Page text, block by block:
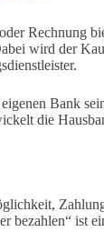
Rechnung
wird der
Bank
die
bezahlen“ ist